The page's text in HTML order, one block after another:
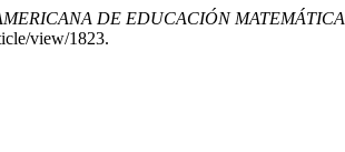
DE EDUCACIÓN MATEMÁTICA
view/1823.